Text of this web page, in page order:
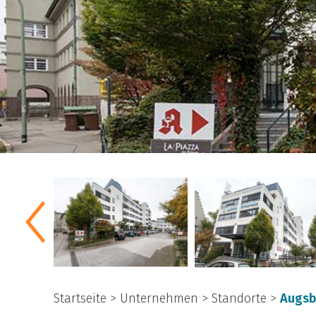
Startseite > Unternehmen > Standorte >